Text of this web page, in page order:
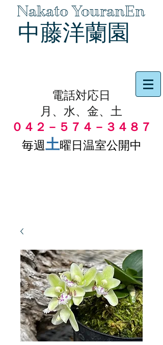
Nakato YouranEn
中藤洋蘭園
電話対応日
月、水、金、土
０４２－５７４－３４８７
毎週土曜日温室公開中